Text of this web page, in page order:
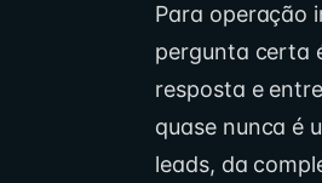
Para operação
pergunta certa
resposta e
quase nunca é
leads, da